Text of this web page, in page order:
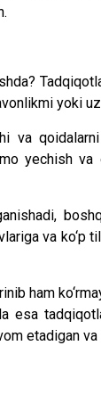
yoki
qoidalarni
yechish
va ko‘p
ham
etadigan va